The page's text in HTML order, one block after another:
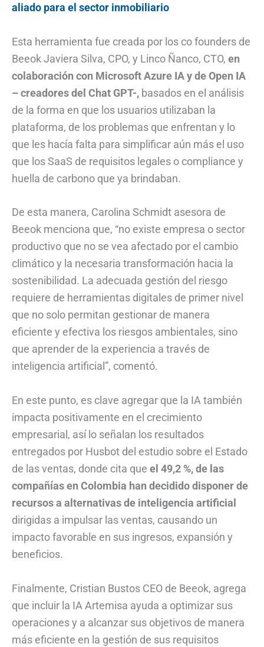
aliado para el sector inmobiliario
Esta herramienta fue creada por los co founders de
Beeok Javiera Silva, CPO, y Linco Ñanco, CTO, en
colaboración con Microsoft Azure IA y de Open IA
– creadores del Chat GPT-, basados en el análisis
de la forma en que los usuarios utilizaban la
plataforma, de los problemas que enfrentan y lo
que les hacía falta para simplificar aún más el uso
que los SaaS de requisitos legales o compliance y
huella de carbono que ya brindaban.
De esta manera, Carolina Schmidt asesora de
Beeok menciona que, “no existe empresa o sector
productivo que no se vea afectado por el cambio
climático y la necesaria transformación hacia la
sostenibilidad. La adecuada gestión del riesgo
requiere de herramientas digitales de primer nivel
que no solo permitan gestionar de manera
eficiente y efectiva los riesgos ambientales, sino
que aprender de la experiencia a través de
inteligencia artificial”, comentó.
En este punto, es clave agregar que la IA también
impacta positivamente en el crecimiento
empresarial, así lo señalan los resultados
entregados por Husbot del estudio sobre el Estado
de las ventas, donde cita que el 49,2 %, de las
compañías en Colombia han decidido disponer de
recursos a alternativas de inteligencia artificial
dirigidas a impulsar las ventas, causando un
impacto favorable en sus ingresos, expansión y
beneficios.
Finalmente, Cristian Bustos CEO de Beeok, agrega
que incluir la IA Artemisa ayuda a optimizar sus
operaciones y a alcanzar sus objetivos de manera
más eficiente en la gestión de sus requisitos